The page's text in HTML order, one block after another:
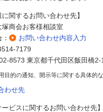
に関するお問い合わせ先】
商会お客様相談室
お問い合わせ内容入力
7179
8573 東京都千代田区飯田橋2-
目的の通知、開示等に関する具体的
わせ先
ービスに関するお問い合わせ先】